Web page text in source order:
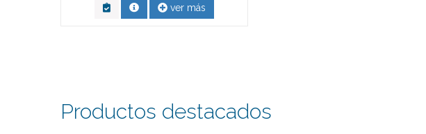
ver más
Productos destacados